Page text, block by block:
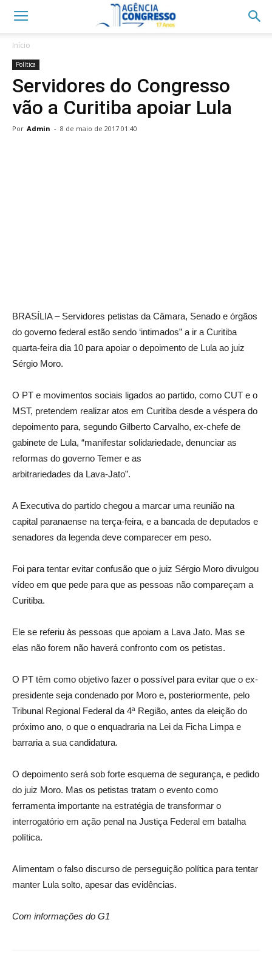
Início
Política
Servidores do Congresso
vão a Curitiba apoiar Lula
Por Admin - 8 de maio de 2017 01:40
BRASÍLIA – Servidores petistas da Câmara, Senado e órgãos
do governo federal estão sendo ‘intimados” a ir a Curitiba
quarta-feira dia 10 para apoiar o depoimento de Lula ao juiz
Sérgio Moro.
O PT e movimentos sociais ligados ao partido, como CUT e o
MST, pretendem realizar atos em Curitiba desde a véspera do
depoimento para, segundo Gilberto Carvalho, ex-chefe de
gabinete de Lula, “manifestar solidariedade, denunciar as
reformas do governo Temer e as
arbitrariedades da Lava-Jato”.
A Executiva do partido chegou a marcar uma reunião na
capital paranaense na terça-feira, e a bancada de deputados e
senadores da legenda deve comparecer em peso.
Foi para tentar evitar confusão que o juiz Sérgio Moro divulgou
vídeo em que pede para que as pessoas não compareçam a
Curitiba.
Ele se referiu às pessoas que apoiam a Lava Jato. Mas se
elas não forem não haverá confronto com os petistas.
O PT têm como objetivo fazer o possível para evitar que o ex-
presidente seja condenado por Moro e, posteriormente, pelo
Tribunal Regional Federal da 4ª Região, antes da eleição do
próximo ano, o que o enquadraria na Lei da Ficha Limpa e
barraria a sua candidatura.
O depoimento será sob forte esquema de segurança, e pedido
do juiz Moro. Mas os petistas tratam o evento como
ferramenta importante na estratégia de transformar o
interrogatório em ação penal na Justiça Federal em batalha
política.
Alimentam o falso discurso de perseguição política para tentar
manter Lula solto, apesar das evidências.
Com informações do G1